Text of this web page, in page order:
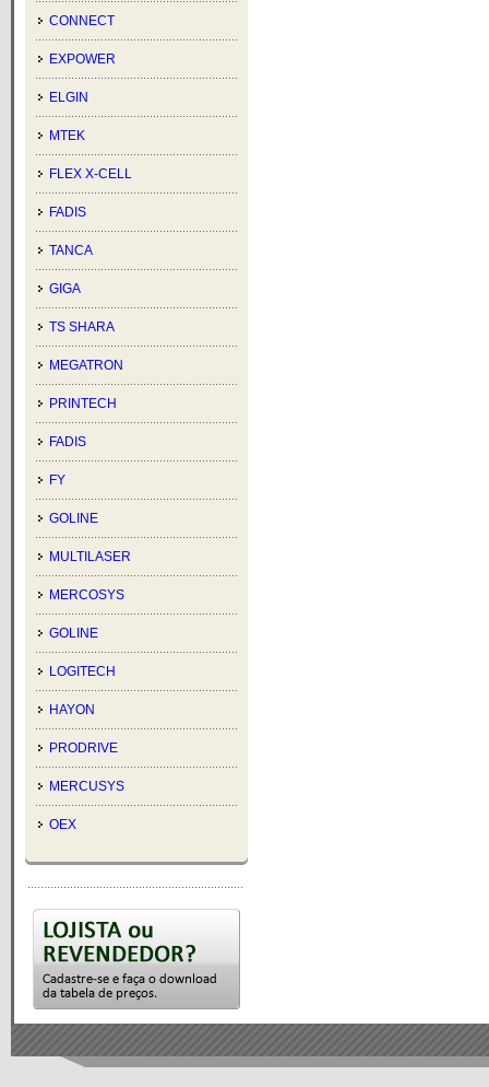
CONNECT
EXPOWER
ELGIN
MTEK
FLEX X-CELL
FADIS
TANCA
GIGA
TS SHARA
MEGATRON
PRINTECH
FADIS
FY
GOLINE
MULTILASER
MERCOSYS
GOLINE
LOGITECH
HAYON
PRODRIVE
MERCUSYS
OEX